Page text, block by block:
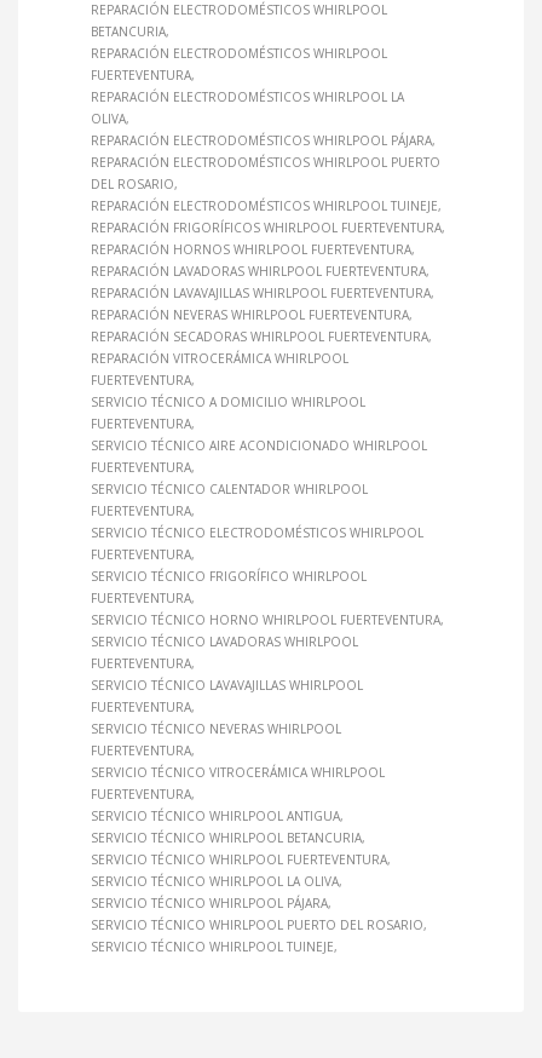
REPARACIÓN ELECTRODOMÉSTICOS WHIRLPOOL
BETANCURIA
REPARACIÓN ELECTRODOMÉSTICOS WHIRLPOOL
FUERTEVENTURA
REPARACIÓN ELECTRODOMÉSTICOS WHIRLPOOL LA
OLIVA
REPARACIÓN ELECTRODOMÉSTICOS WHIRLPOOL PÁJARA
REPARACIÓN ELECTRODOMÉSTICOS WHIRLPOOL PUERTO
DEL ROSARIO
REPARACIÓN ELECTRODOMÉSTICOS WHIRLPOOL TUINEJE
REPARACIÓN FRIGORÍFICOS WHIRLPOOL FUERTEVENTURA
REPARACIÓN HORNOS WHIRLPOOL FUERTEVENTURA
REPARACIÓN LAVADORAS WHIRLPOOL FUERTEVENTURA
REPARACIÓN LAVAVAJILLAS WHIRLPOOL FUERTEVENTURA
REPARACIÓN NEVERAS WHIRLPOOL FUERTEVENTURA
REPARACIÓN SECADORAS WHIRLPOOL FUERTEVENTURA
REPARACIÓN VITROCERÁMICA WHIRLPOOL
FUERTEVENTURA
SERVICIO TÉCNICO A DOMICILIO WHIRLPOOL
FUERTEVENTURA
SERVICIO TÉCNICO AIRE ACONDICIONADO WHIRLPOOL
FUERTEVENTURA
SERVICIO TÉCNICO CALENTADOR WHIRLPOOL
FUERTEVENTURA
SERVICIO TÉCNICO ELECTRODOMÉSTICOS WHIRLPOOL
FUERTEVENTURA
SERVICIO TÉCNICO FRIGORÍFICO WHIRLPOOL
FUERTEVENTURA
SERVICIO TÉCNICO HORNO WHIRLPOOL FUERTEVENTURA
SERVICIO TÉCNICO LAVADORAS WHIRLPOOL
FUERTEVENTURA
SERVICIO TÉCNICO LAVAVAJILLAS WHIRLPOOL
FUERTEVENTURA
SERVICIO TÉCNICO NEVERAS WHIRLPOOL
FUERTEVENTURA
SERVICIO TÉCNICO VITROCERÁMICA WHIRLPOOL
FUERTEVENTURA
SERVICIO TÉCNICO WHIRLPOOL ANTIGUA
SERVICIO TÉCNICO WHIRLPOOL BETANCURIA
SERVICIO TÉCNICO WHIRLPOOL FUERTEVENTURA
SERVICIO TÉCNICO WHIRLPOOL LA OLIVA
SERVICIO TÉCNICO WHIRLPOOL PÁJARA
SERVICIO TÉCNICO WHIRLPOOL PUERTO DEL ROSARIO
SERVICIO TÉCNICO WHIRLPOOL TUINEJE